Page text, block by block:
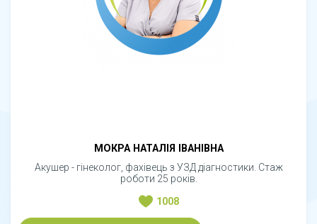
МОКРА НАТАЛІЯ ІВАНІВНА
Акушер - гінеколог, фахівець з УЗД діагностики. Стаж
роботи 25 років.
1008